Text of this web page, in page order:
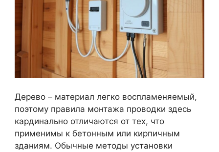
Дерево – материал легко воспламеняемый,
поэтому правила монтажа проводки здесь
кардинально отличаются от тех, что
применимы к бетонным или кирпичным
зданиям. Обычные методы установки